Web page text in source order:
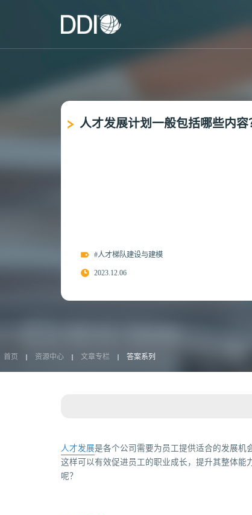
人才发展计划一般包括哪些内容
#人才梯队建设与建模
2023.12.06
首页 资源中心 文章专栏 答案系列
人才发展是各个公司需要为员工提供适合的发展机
这样可以有效促进员工的职业成长，提升其整体
呢？